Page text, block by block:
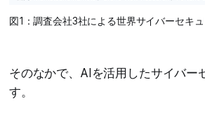
図1：調査会社3社による世界サイバーセキ
そのなかで、AIを活用したサイバー
す。